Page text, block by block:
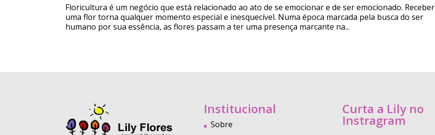
Floricultura é um negócio que está relacionado ao ato de se emocionar e de ser emocionado. Receber
uma flor torna qualquer momento especial e inesquecível. Numa época marcada pela busca do ser
humano por sua essência, as flores passam a ter uma presença marcante na...
Institucional
Sobre
Curta a Lily no
Instragram